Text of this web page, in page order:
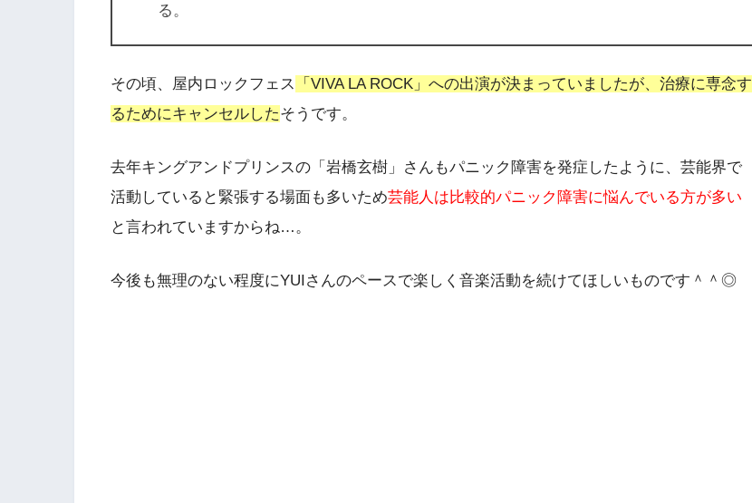
る。
その頃、屋内ロックフェス
「VIVA LA ROCK」への出演が決まっていましたが、治療に専念す
るためにキャンセルしたそうです。
去年キングアンドプリンスの「岩橋玄樹」さんもパニック障害を発症したように、芸能界で
活動していると緊張する場面も多いため芸能人は比較的パニック障害に悩んでいる方が多い
と言われていますからね…。
今後も無理のない程度にYUIさんのペースで楽しく音楽活動を続けてほしいものです＾＾◎